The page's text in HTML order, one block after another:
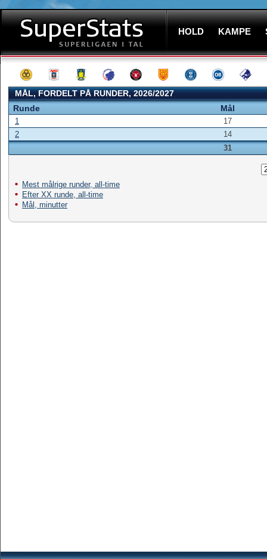
HOLD KAMPE
MÅL, FORDELT PÅ RUNDER, 2026/2027
Runde
Mål
1
17
2
14
31
Mest målrige runder, all-time
Efter XX runde, all-time
Mål, minutter